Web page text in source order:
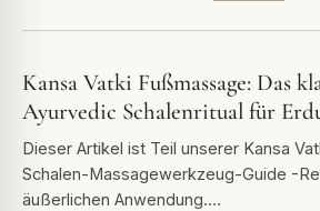
Kansa Vatki Fußmassage: Das
Ayurvedic Schalenritual für
Dieser Artikel ist Teil unserer Kansa
Schalen-Massagewerkzeug-Guide -
äußerlichen Anwendung.…